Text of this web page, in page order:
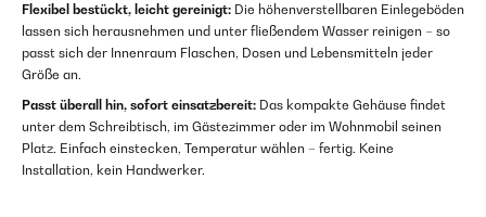
Flexibel bestückt, leicht gereinigt: Die höhenverstellbaren Einlegeböden
lassen sich herausnehmen und unter fließendem Wasser reinigen – so
passt sich der Innenraum Flaschen, Dosen und Lebensmitteln jeder
Größe an.
Passt überall hin, sofort einsatzbereit: Das kompakte Gehäuse findet
unter dem Schreibtisch, im Gästezimmer oder im Wohnmobil seinen
Platz. Einfach einstecken, Temperatur wählen – fertig. Keine
Installation, kein Handwerker.